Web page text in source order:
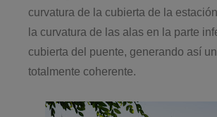
curvatura de la cubierta de la
la curvatura de las alas en la parte
cubierta del puente, generando así
totalmente coherente.